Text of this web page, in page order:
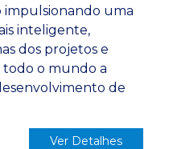
impulsionando uma
inteligente,
dos projetos e
o mundo a
de
Ver Detalhes